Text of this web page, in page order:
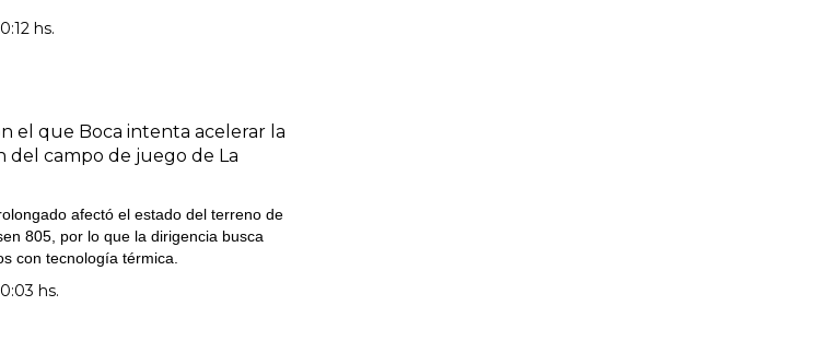
hs.
el que Boca intenta acelerar la
del campo de juego de La
afectó el estado del terreno de
805, por lo que la dirigencia busca
con tecnología térmica.
hs.